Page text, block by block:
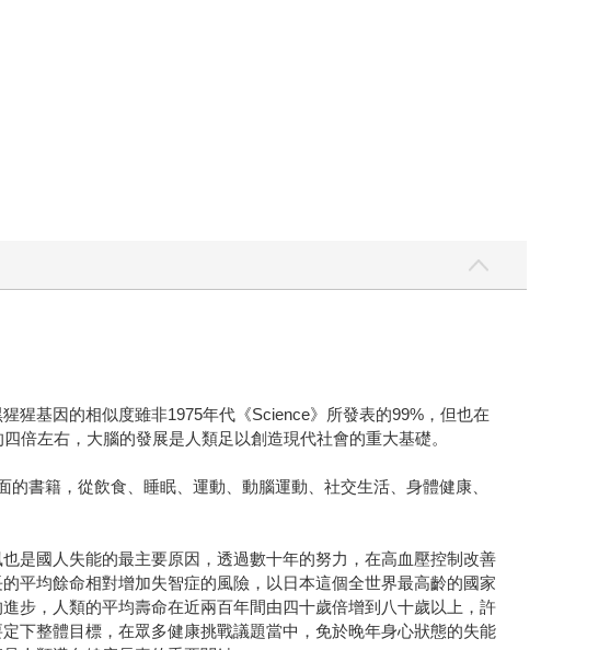
猩基因的相似度雖非1975年代《Science》所發表的99%，但也在
倍左右，大腦的發展是人類足以創造現代社會的重大基礎。
書籍，從飲食、睡眠、運動、動腦運動、社交生活、身體健康、
是國人失能的最主要原因，透過數十年的努力，在高血壓控制改善
平均餘命相對增加失智症的風險，以日本這個全世界最高齡的國家
步，人類的平均壽命在近兩百年間由四十歲倍增到八十歲以上，許
下整體目標，在眾多健康挑戰議題當中，免於晚年身心狀態的失能